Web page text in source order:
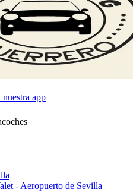
nuestra app
- Aeropuerto de Sevilla